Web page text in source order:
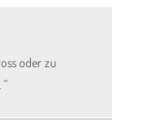
oder zu